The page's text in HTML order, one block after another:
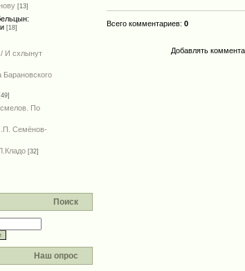
[13]
[18]
/ И схлынут
[49]
По
Семёнов-
[32]
Поиск
Наш опрос
Всего комментариев: 0
Добавлять